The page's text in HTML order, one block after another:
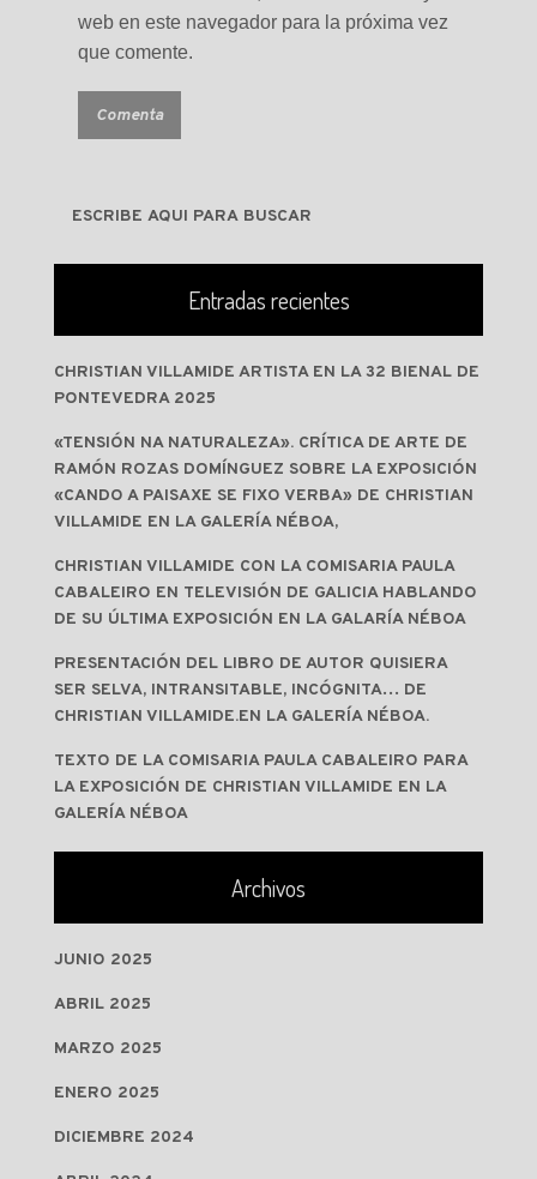
web en este navegador para la próxima vez
que comente.
Entradas recientes
CHRISTIAN VILLAMIDE ARTISTA EN LA 32 BIENAL DE
PONTEVEDRA 2025
«TENSIÓN NA NATURALEZA». CRÍTICA DE ARTE DE
RAMÓN ROZAS DOMÍNGUEZ SOBRE LA EXPOSICIÓN
«CANDO A PAISAXE SE FIXO VERBA» DE CHRISTIAN
VILLAMIDE EN LA GALERÍA NÉBOA,
CHRISTIAN VILLAMIDE CON LA COMISARIA PAULA
CABALEIRO EN TELEVISIÓN DE GALICIA HABLANDO
DE SU ÚLTIMA EXPOSICIÓN EN LA GALARÍA NÉBOA
PRESENTACIÓN DEL LIBRO DE AUTOR QUISIERA
SER SELVA, INTRANSITABLE, INCÓGNITA… DE
CHRISTIAN VILLAMIDE.EN LA GALERÍA NÉBOA.
TEXTO DE LA COMISARIA PAULA CABALEIRO PARA
LA EXPOSICIÓN DE CHRISTIAN VILLAMIDE EN LA
GALERÍA NÉBOA
Archivos
JUNIO 2025
ABRIL 2025
MARZO 2025
ENERO 2025
DICIEMBRE 2024